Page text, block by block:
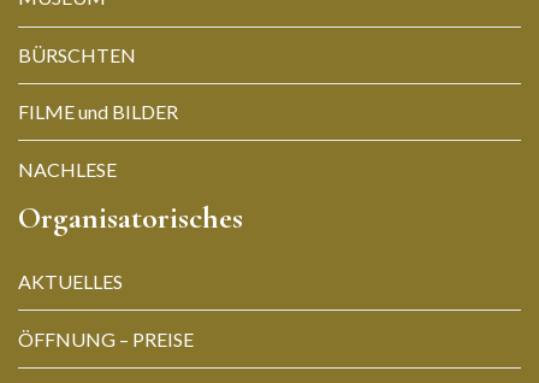
BÜRSCHTEN
FILME und BILDER
NACHLESE
Organisatorisches
AKTUELLES
ÖFFNUNG – PREISE